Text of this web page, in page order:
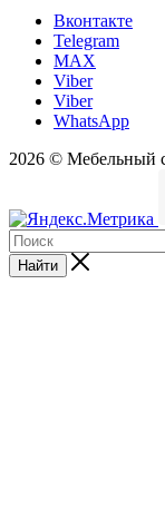
Вконтакте
Telegram
MAX
Viber
Viber
WhatsApp
2026 © Мебельный
Найти